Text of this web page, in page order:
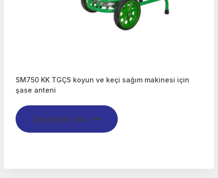
SM750 KK TGÇS koyun ve keçi sağım makinesi için
şase anteni
Devamını oku